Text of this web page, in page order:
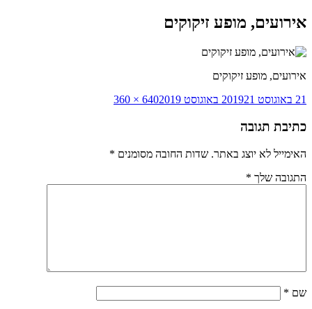
אירועים, מופע זיקוקים
אירועים, מופע זיקוקים
פורסם
21 באוגוסט 2019 21 באוגוסט 2019
מסך
640 × 360
כתיבת תגובה
האימייל לא יוצג באתר. שדות החובה מסומנים *
התגובה שלך *
שם *